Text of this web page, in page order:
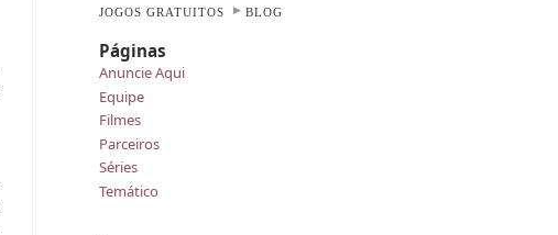
JOGOS GRATUITOS BLOG
Páginas
Anuncie Aqui
Equipe
Filmes
Parceiros
Séries
Temático